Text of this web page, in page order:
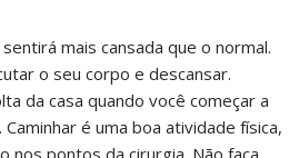
mais cansada que o normal.
o seu corpo e descansar.
da casa quando você começar a
é uma boa atividade física,
nos pontos da cirurgia. Não faça